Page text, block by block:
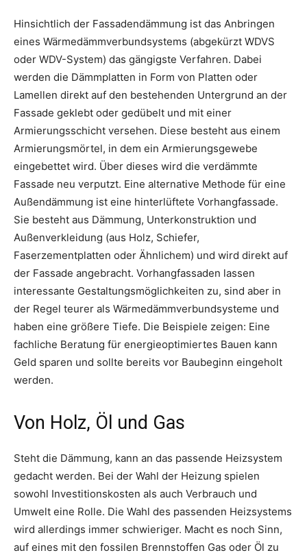
Hinsichtlich der Fassadendämmung ist das Anbringen
eines Wärmedämmverbundsystems (abgekürzt WDVS
oder WDV-System) das gängigste Verfahren. Dabei
werden die Dämmplatten in Form von Platten oder
Lamellen direkt auf den bestehenden Untergrund an der
Fassade geklebt oder gedübelt und mit einer
Armierungsschicht versehen. Diese besteht aus einem
Armierungsmörtel, in dem ein Armierungsgewebe
eingebettet wird. Über dieses wird die verdämmte
Fassade neu verputzt. Eine alternative Methode für eine
Außendämmung ist eine hinterlüftete Vorhangfassade.
Sie besteht aus Dämmung, Unterkonstruktion und
Außenverkleidung (aus Holz, Schiefer,
Faserzementplatten oder Ähnlichem) und wird direkt auf
der Fassade angebracht. Vorhangfassaden lassen
interessante Gestaltungsmöglichkeiten zu, sind aber in
der Regel teurer als Wärmedämmverbundsysteme und
haben eine größere Tiefe. Die Beispiele zeigen: Eine
fachliche Beratung für energieoptimiertes Bauen kann
Geld sparen und sollte bereits vor Baubeginn eingeholt
werden.
Von Holz, Öl und Gas
Steht die Dämmung, kann an das passende Heizsystem
gedacht werden. Bei der Wahl der Heizung spielen
sowohl Investitionskosten als auch Verbrauch und
Umwelt eine Rolle. Die Wahl des passenden Heizsystems
wird allerdings immer schwieriger. Macht es noch Sinn,
auf eines mit den fossilen Brennstoffen Gas oder Öl zu